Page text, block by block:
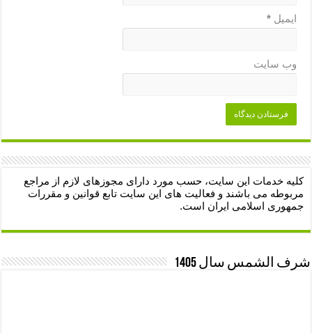
ایمیل*
وب‌ سایت
کلیه خدمات این سایت، حسب مورد دارای مجوزهای لازم از مراجع
مربوطه می باشند و فعالیت های این سایت تابع قوانین و مقررات
جمهوری اسلامی ایران است.
شرف الشمس سال 1405